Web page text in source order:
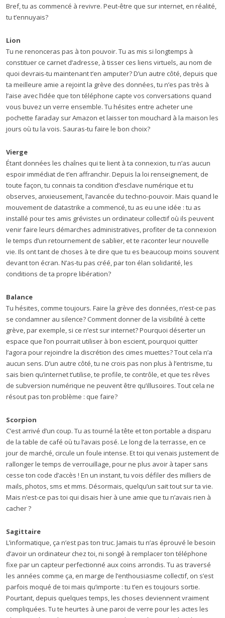
Bref, tu as commencé à revivre. Peut-être que sur internet, en réalité,
tu t’ennuyais?
Lion
Tu ne renonceras pas à ton pouvoir. Tu as mis si longtemps à
constituer ce carnet d’adresse, à tisser ces liens virtuels, au nom de
quoi devrais-tu maintenant t’en amputer? D’un autre côté, depuis que
ta meilleure amie a rejoint la grève des données, tu n’es pas très à
l’aise avec l’idée que ton téléphone capte vos conversations quand
vous buvez un verre ensemble. Tu hésites entre acheter une
pochette faraday sur Amazon et laisser ton mouchard à la maison les
jours où tu la vois. Sauras-tu faire le bon choix?
Vierge
Étant données les chaînes qui te lient à ta connexion, tu n’as aucun
espoir immédiat de t’en affranchir. Depuis la loi renseignement, de
toute façon, tu connais ta condition d’esclave numérique et tu
observes, anxieusement, l’avancée du techno-pouvoir. Mais quand le
mouvement de datastrike a commencé, tu as eu une idée : tu as
installé pour tes amis grévistes un ordinateur collectif où ils peuvent
venir faire leurs démarches administratives, profiter de ta connexion
le temps d’un retournement de sablier, et te raconter leur nouvelle
vie. Ils ont tant de choses à te dire que tu es beaucoup moins souvent
devant ton écran. N’as-tu pas créé, par ton élan solidarité, les
conditions de ta propre libération?
Balance
Tu hésites, comme toujours. Faire la grève des données, n’est-ce pas
se condamner au silence? Comment donner de la visibilité à cette
grève, par exemple, si ce n’est sur internet? Pourquoi déserter un
espace que l’on pourrait utiliser à bon escient, pourquoi quitter
l’agora pour rejoindre la discrétion des cimes muettes? Tout cela n’a
aucun sens. D’un autre côté, tu ne crois pas non plus à l’entrisme, tu
sais bien qu’internet t’utilise, te profile, te contrôle, et que tes rêves
de subversion numérique ne peuvent être qu’illusoires. Tout cela ne
résout pas ton problème : que faire?
Scorpion
C’est arrivé d’un coup. Tu as tourné la tête et ton portable a disparu
de la table de café où tu l’avais posé. Le long de la terrasse, en ce
jour de marché, circule un foule intense. Et toi qui venais justement de
rallonger le temps de verrouillage, pour ne plus avoir à taper sans
cesse ton code d’accès ! En un instant, tu vois défiler des milliers de
mails, photos, sms et mms. Désormais, quelqu’un sait tout sur ta vie.
Mais n’est-ce pas toi qui disais hier à une amie que tu n’avais rien à
cacher ?
Sagittaire
L’informatique, ça n’est pas ton truc. Jamais tu n’as éprouvé le besoin
d’avoir un ordinateur chez toi, ni songé à remplacer ton téléphone
fixe par un capteur perfectionné aux coins arrondis. Tu as traversé
les années comme ça, en marge de l’enthousiasme collectif, on s’est
parfois moqué de toi mais qu’importe : tu t’en es toujours sortie.
Pourtant, depuis quelques temps, les choses deviennent vraiment
compliquées. Tu te heurtes à une paroi de verre pour les actes les